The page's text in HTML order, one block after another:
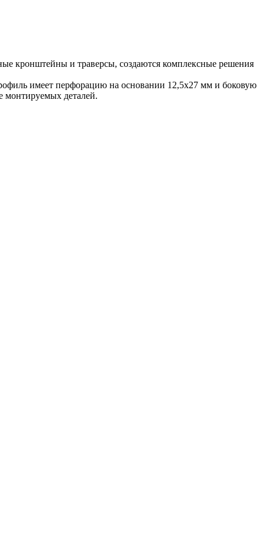
кронштейны и траверсы, создаются комплексные решения
имеет перфорацию на основании 12,5х27 мм и боковую
монтируемых деталей.